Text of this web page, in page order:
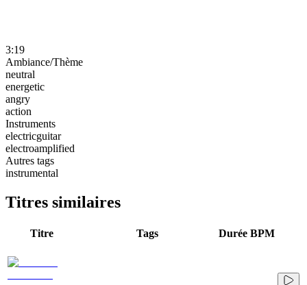
3:19
Ambiance/Thème
neutral
energetic
angry
action
Instruments
electricguitar
electroamplified
Autres tags
instrumental
Titres similaires
Titre Tags Durée BPM